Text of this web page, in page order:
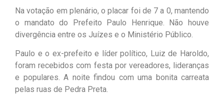
Na votação em plenário, o placar foi de 7 a 0, mantendo
o mandato do Prefeito Paulo Henrique. Não houve
divergência entre os Juízes e o Ministério Público.
Paulo e o ex-prefeito e líder político, Luiz de Haroldo,
foram recebidos com festa por vereadores, lideranças
e populares. A noite findou com uma bonita carreata
pelas ruas de Pedra Preta.